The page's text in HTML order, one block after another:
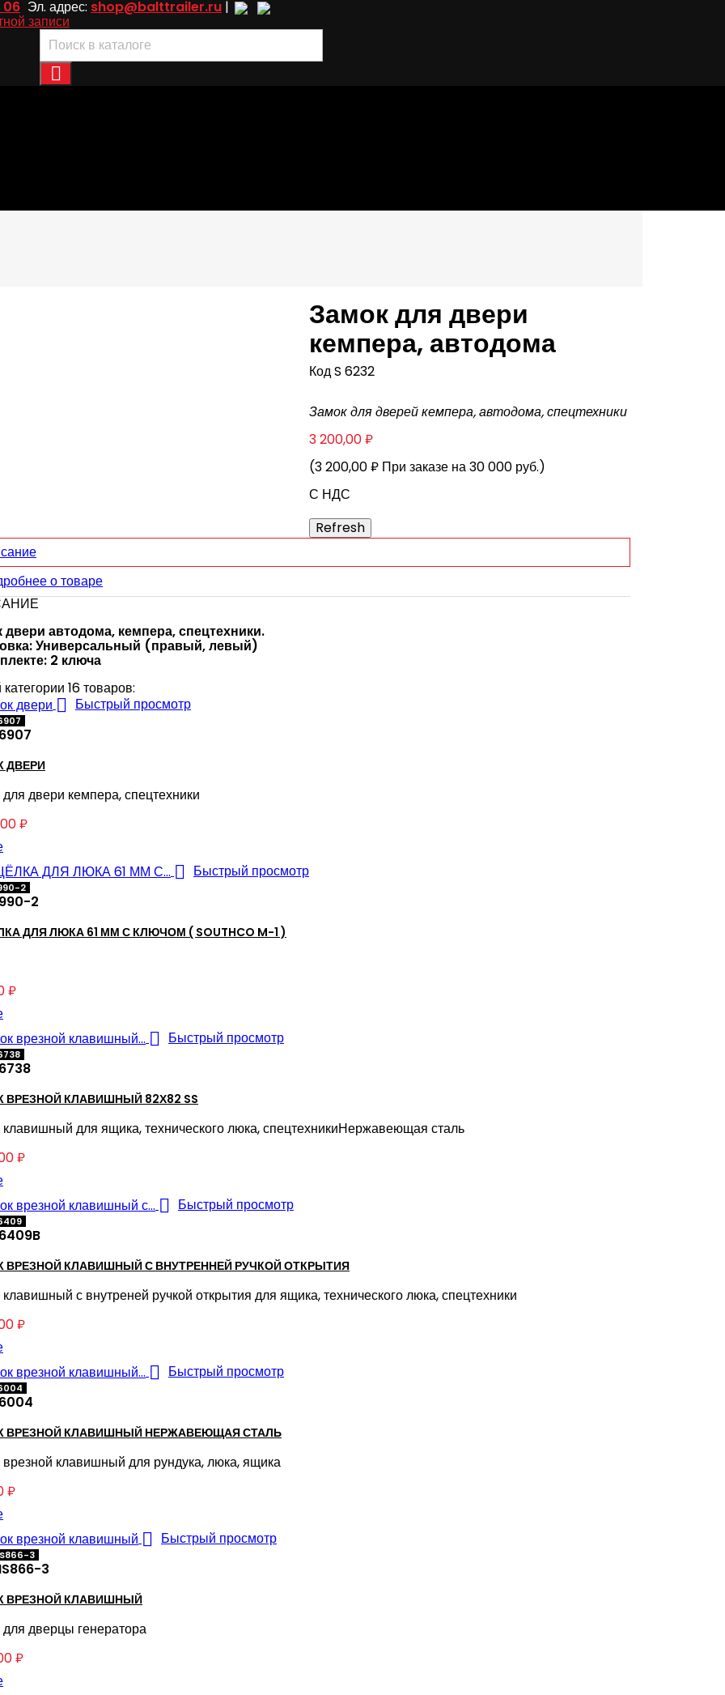
06 Эл. адрес: shop@balttrailer.ru |
записи

Замок для двери
кемпера, автодома
КодS 6232
Замок для дверей кемпера, автодома, спецтехники
3 200,00 ₽
(3 200,00 ₽ При заказе на 30 000 руб.)
С НДС
о товаре
двери автодома, кемпера, спецтехники.
Универсальный (правый, левый)
2 ключа
16 товаров:
 Быстрый просмотр
ДВЕРИ
двери кемпера, спецтехники
₽
2
 Быстрый просмотр
2
ДЛЯ ЛЮКА 61 ММ С КЛЮЧОМ ( SOUTHCO M-1 )
₽
 Быстрый просмотр
ВРЕЗНОЙ КЛАВИШНЫЙ 82Х82 SS
для ящика, технического люка, спецтехникиНержавеющая сталь
₽
 Быстрый просмотр
ВРЕЗНОЙ КЛАВИШНЫЙ С ВНУТРЕННЕЙ РУЧКОЙ ОТКРЫТИЯ
с внутреней ручкой открытия для ящика, технического люка, спецтехники
₽
 Быстрый просмотр
ВРЕЗНОЙ КЛАВИШНЫЙ НЕРЖАВЕЮЩАЯ СТАЛЬ
клавишный для рундука, люка, ящика
₽
3
 Быстрый просмотр
3
ВРЕЗНОЙ КЛАВИШНЫЙ
дверцы генератора
₽